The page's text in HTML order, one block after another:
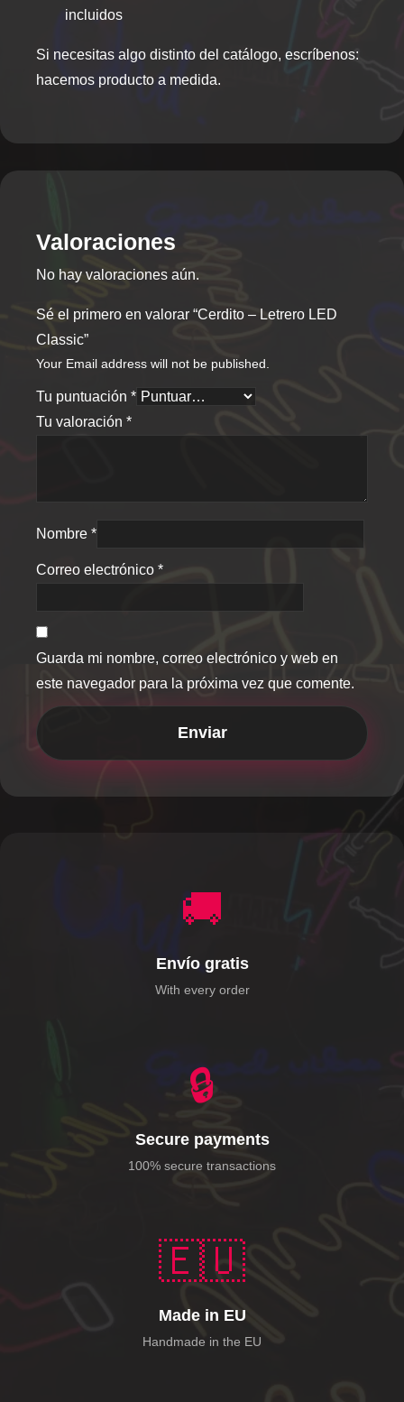
incluidos
Si necesitas algo distinto del catálogo, escríbenos:
hacemos producto a medida.
Valoraciones
No hay valoraciones aún.
Sé el primero en valorar “Cerdito – Letrero LED
Classic”
Your Email address will not be published.
Tu puntuación *
Tu valoración *
Nombre *
Correo electrónico *
Guarda mi nombre, correo electrónico y web en
este navegador para la próxima vez que comente.
🚚
Envío gratis
With every order
🔒
Secure payments
100% secure transactions
🇪🇺
Made in EU
Handmade in the EU